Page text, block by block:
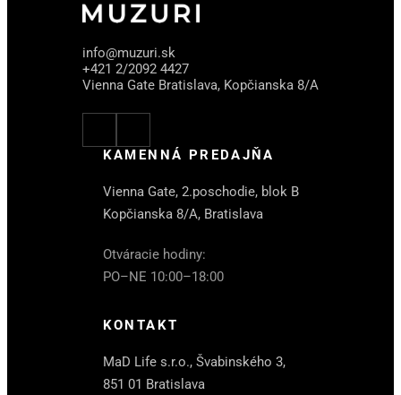
info@muzuri.sk
+421 2/2092 4427
Vienna Gate Bratislava, Kopčianska 8/A
KAMENNÁ PREDAJŇA
Vienna Gate, 2.poschodie, blok B
Kopčianska 8/A, Bratislava
Otváracie hodiny:
PO–NE 10:00–18:00
KONTAKT
MaD Life s.r.o., Švabinského 3,
851 01 Bratislava